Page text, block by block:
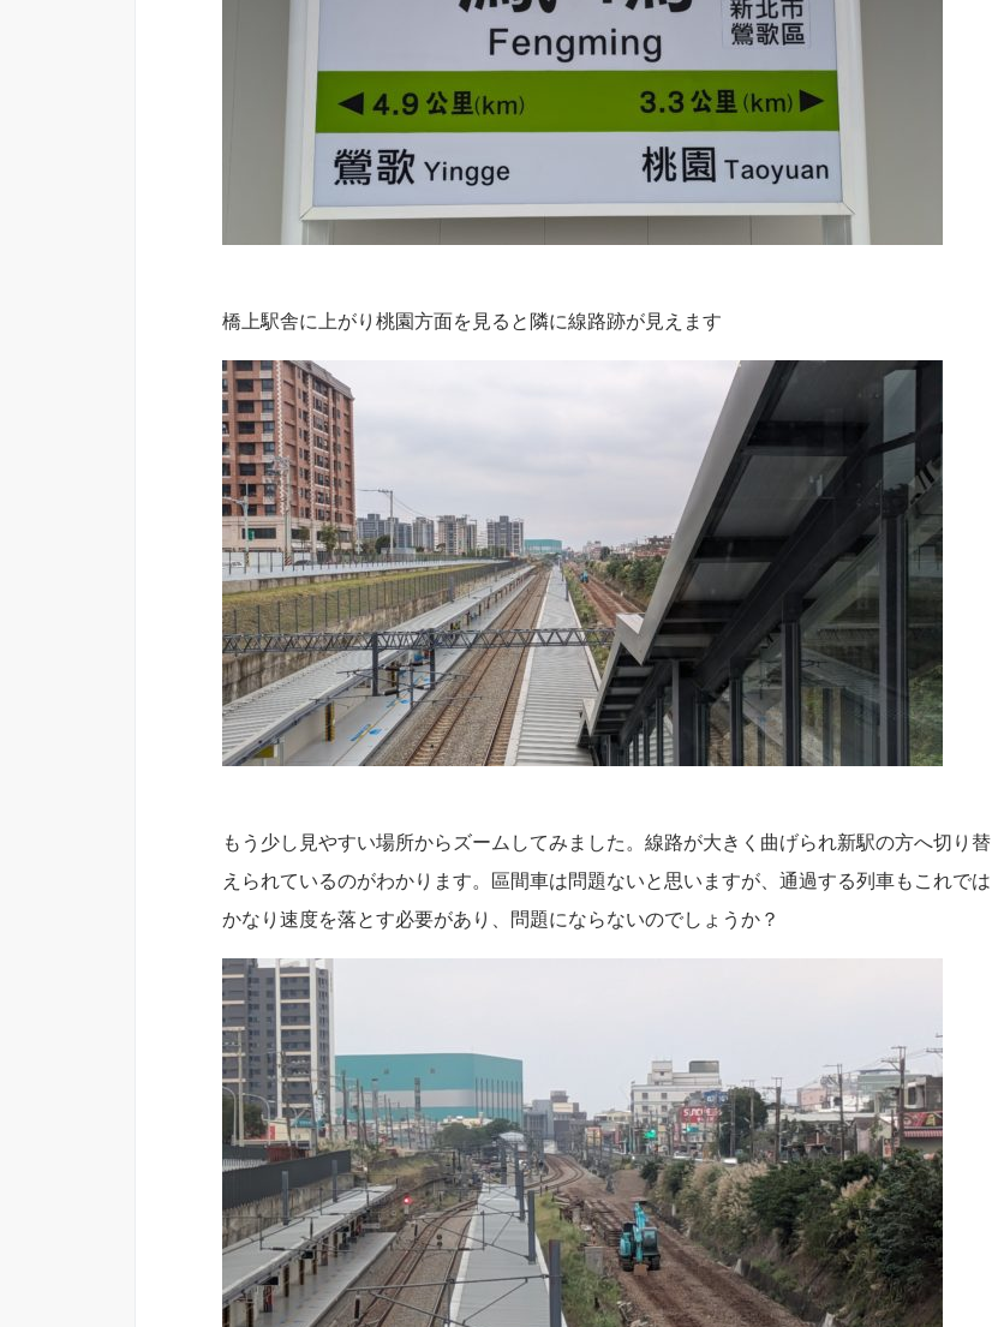
橋上駅舎に上がり桃園方面を見ると隣に線路跡が見えます
もう少し見やすい場所からズームしてみました。線路が大きく曲げられ新駅の方へ切り替
えられているのがわかります。區間車は問題ないと思いますが、通過する列車もこれでは
かなり速度を落とす必要があり、問題にならないのでしょうか？